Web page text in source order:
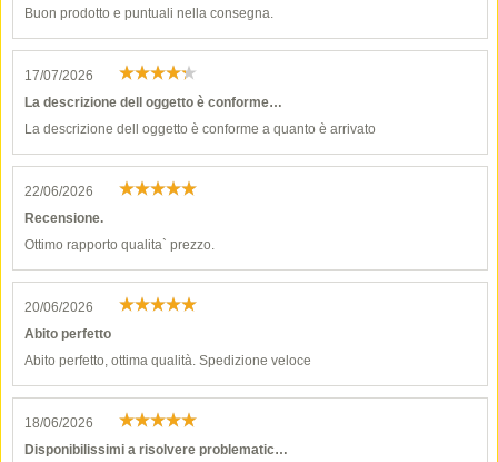
Buon prodotto e puntuali nella consegna.
17/07/2026
La descrizione dell oggetto è conforme…
La descrizione dell oggetto è conforme a quanto è arrivato
22/06/2026
Recensione.
Ottimo rapporto qualita` prezzo.
20/06/2026
Abito perfetto
Abito perfetto, ottima qualità. Spedizione veloce
18/06/2026
Disponibilissimi a risolvere problematic…